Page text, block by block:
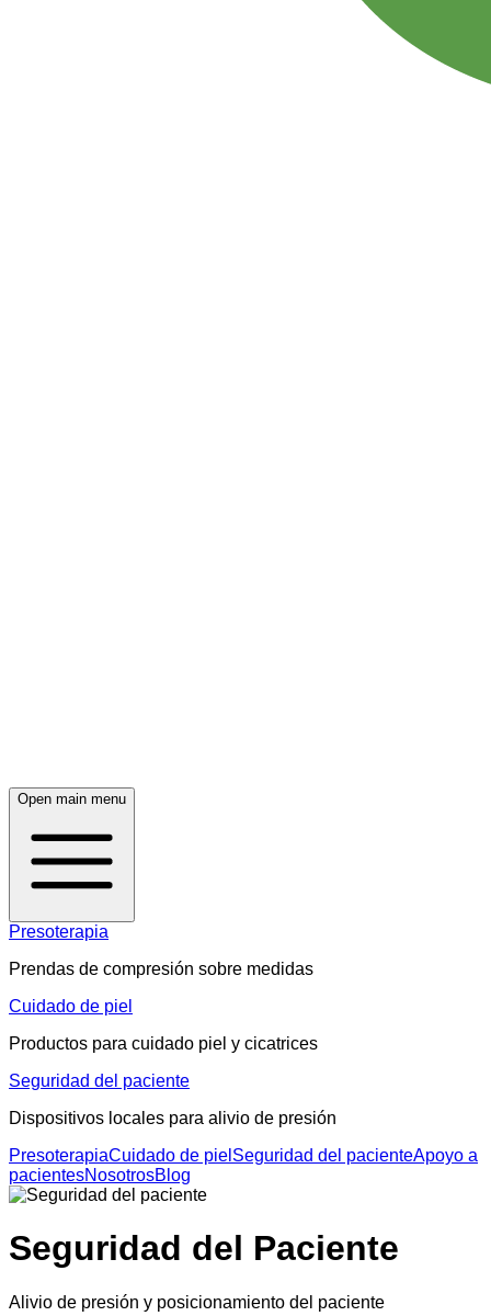
Open main menu
Presoterapia
Prendas de compresión sobre medidas
Cuidado de piel
Productos para cuidado piel y cicatrices
Seguridad del paciente
Dispositivos locales para alivio de presión
PresoterapiaCuidado de piel Seguridad del pacienteApoyo a
pacientesNosotrosBlog
Seguridad del Paciente
Alivio de presión y posicionamiento del paciente